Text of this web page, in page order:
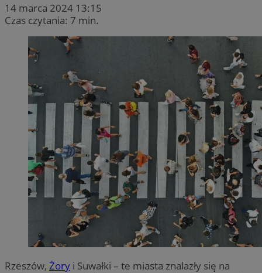
14 marca 2024 13:15
Czas czytania: 7 min.
Rzeszów, Żory i Suwałki – te miasta znalazły się na